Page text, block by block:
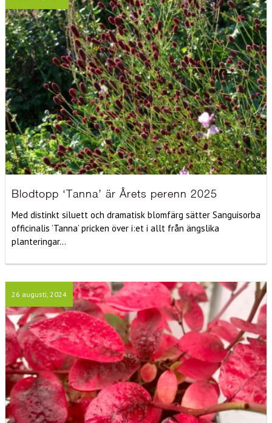
Blodtopp ‘Tanna’ är Årets perenn 2025
Med distinkt siluett och dramatisk blomfärg sätter Sanguisorba
officinalis ’Tanna’ pricken över i:et i allt från ängslika
planteringar...
26 augusti, 2024